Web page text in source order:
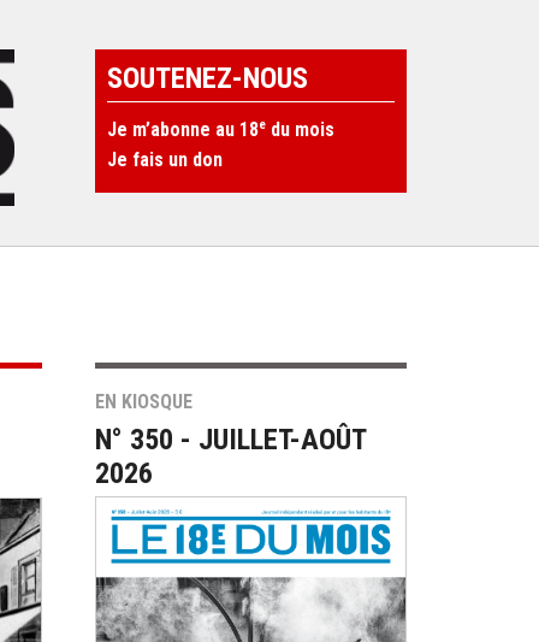
SOUTENEZ-NOUS
Je m’abonne au 18e du mois
Je fais un don
EN KIOSQUE
N° 350 - JUILLET-AOÛT
2026